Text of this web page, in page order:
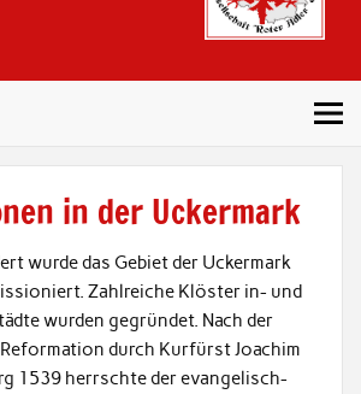
in der Uckermark
wurde das Gebiet der Uckermark
Zahlreiche Klöster in- und
wurden gegründet. Nach der
durch Kurfürst Joachim
1539 herrschte der evangelisch-